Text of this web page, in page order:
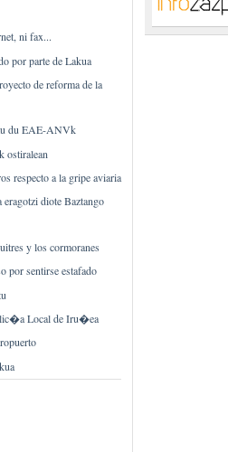
ni fax...
por parte de Lakua
de reforma de la
du EAE-ANVk
ostiralean
respecto a la gripe aviaria
diote Baztango
y los cormoranes
por sentirse estafado
Local de Iru�ea